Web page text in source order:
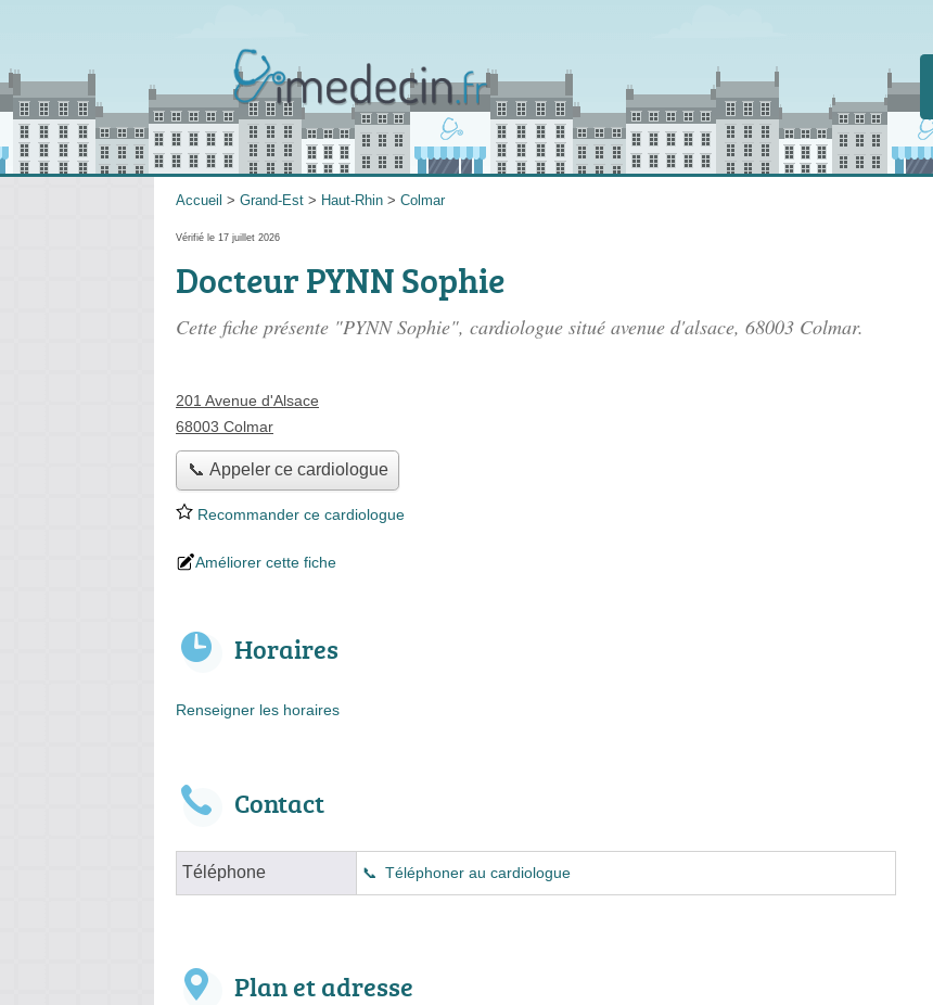
Accueil > Grand-Est > Haut-Rhin > Colmar
Vérifié le 17 juillet 2026
Docteur PYNN Sophie
Cette fiche présente "PYNN Sophie", cardiologue situé avenue d'alsace, 68003 Colmar.
201 Avenue d'Alsace
68003 Colmar
📞 Appeler ce cardiologue
Recommander ce cardiologue
Améliorer cette fiche
Horaires
Renseigner les horaires
Contact
Téléphone Téléphoner au cardiologue
Plan et adresse